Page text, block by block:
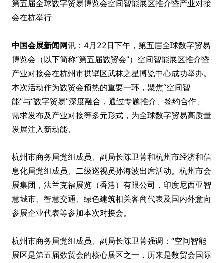
第五届全球数字贸易博览会空间智能展区推介暨产业对接
会在杭举行
中国会展新闻网讯：4月22日下午，第五届全球数字贸易
博览会（以下简称“第五届数贸会”）空间智能展区推介暨
产业对接会在杭州市拱墅区武林之星博览中心成功举办。
本次活动作为数贸会预热的重要一环，聚焦“空间智
能”与“数字贸易”深度融合，通过专题推介、签约合作、
需求发布及产业对接等多元形式，为全球数字贸易高质量
发展注入新动能。
杭州市商务局党组成员、副局长陈卫菁和杭州市经济和信
息化局党组成员、二级巡视员孙海波出席活动。杭州市会
展集团，法兰克福展览（香港）有限公司，印度尼西亚智
慧城市、智慧交通、绿色建筑相关客商代表及国内外意向
参展企业代表等参加本次对接会。
杭州市商务局党组成员、副局长陈卫菁强调：“空间智能
展区是第五届数贸会的核心展区之一，历来是数贸会国际